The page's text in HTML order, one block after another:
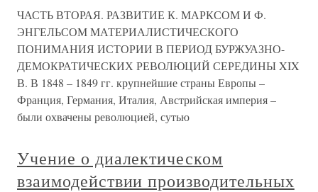
ЧАСТЬ ВТОРАЯ. РАЗВИТИЕ К. МАРКСОМ И Ф.
ЭНГЕЛЬСОМ МАТЕРИАЛИСТИЧЕСКОГО
ПОНИМАНИЯ ИСТОРИИ В ПЕРИОД БУРЖУАЗНО-
ДЕМОКРАТИЧЕСКИХ РЕВОЛЮЦИЙ СЕРЕДИНЫ XIX
В. В 1848 – 1849 гг. крупнейшие страны Европы –
Франция, Германия, Италия, Австрийская империя –
были охвачены революцией, сутью
Учение о диалектическом
взаимодействии производительных